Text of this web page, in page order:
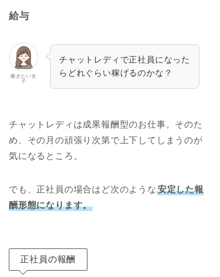
給与
働きたい女
子
チャットレディで正社員になった
らどれぐらい稼げるのかな？
チャットレディは成果報酬型のお仕事。そのた
め、その月の頑張り次第で上下してしまうのが
気になるところ。
でも、正社員の場合はど次のような安定した報
酬形態になります。
正社員の報酬